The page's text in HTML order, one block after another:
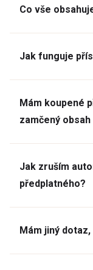
Co vše
Jak funguje
Mám koupené
zamčený
Jak zruším
předplatného?
Mám jiný